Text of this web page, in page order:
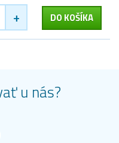
+ DO KOŠÍKA
u nás?